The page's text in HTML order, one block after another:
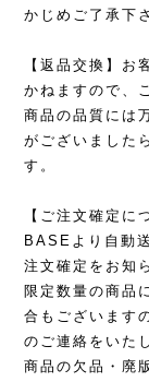
かじめご了承下
【返品交換】お
かねますので、
商品の品質には
がございました
す。
【ご注文確定に
BASEより自動
注文確定をお知
限定数量の商品
合もございます
のご連絡をいた
商品の欠品・廃